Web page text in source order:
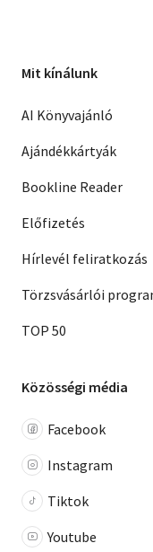
Mit kínálunk
AI Könyvajánló
Ajándékkártyák
Bookline Reader
Előfizetés
Hírlevél feliratkozás
Törzsvásárlói
TOP 50
Közösségi média
Facebook
Instagram
Tiktok
Youtube